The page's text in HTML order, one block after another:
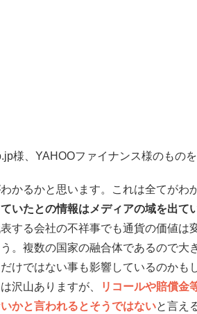
様、YAHOOファイナンス様のもの
かるかと思います。これは全てが
いたとの情報はメディアの域を出て
する会社の不祥事でも通貨の価値は
。複数の国家の融合体であるので
けではない事も影響しているのかも
沢山ありますが、
リコールや賠償金
かと言われるとそうではないと言え